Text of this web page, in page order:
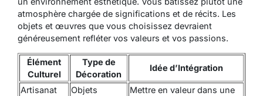
atmosphère chargée de significations et de récits. Les
objets et œuvres que vous choisissez devraient
généreusement refléter vos valeurs et vos passions.
Élément
Culturel
Type de
Décoration
Idée d’Intégration
Artisanat
Objets
Mettre en valeur dans une